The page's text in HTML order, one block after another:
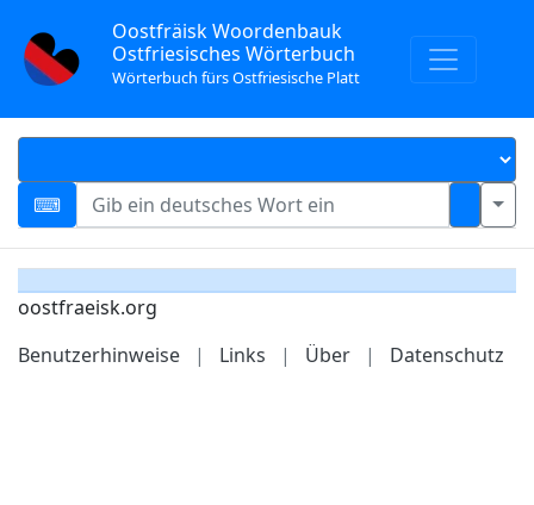
Oostfräisk Woordenbauk
Ostfriesisches Wörterbuch
Wörterbuch fürs Ostfriesische Platt
oostfraeisk.org
Benutzerhinweise
| Links | Über | Datenschutz